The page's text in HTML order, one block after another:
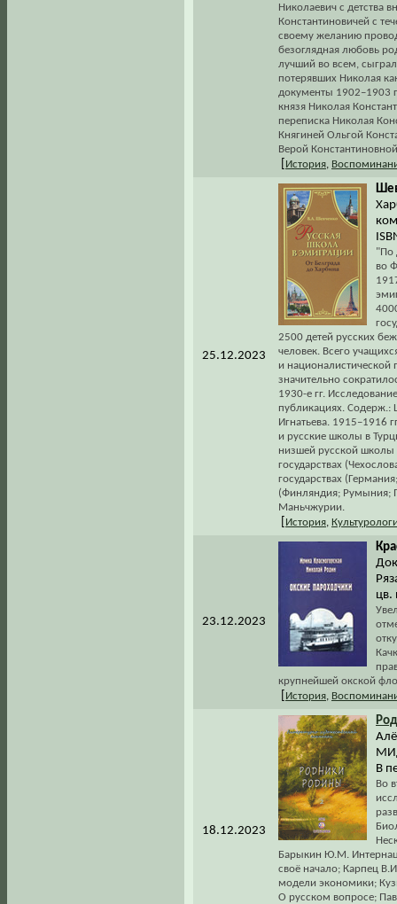
Николаевич с детства
Константиновичей с
своему желанию
безоглядная любовь
лучший во всем,
потерявших Николая
документы 1902–1903
князя Николая
переписка Николая
Княгиней Ольгой
Верой
История
25.12.2023
"По
во
2500 детей русских
человек. Всего
и националистической
значительно
1930-е гг.
публикациях.
Игнатьева. 1915–1916
и русские школы в
низшей русской школы
государствах
государствах
(Финляндия; Румыния;
Маньчжурии.
История
23.12.2023
цв.
крупнейшей окской
История
18.12.2023
В
Во
Барыкин Ю.М.
своё начало; Карпец
модели экономики;
О русском вопросе;